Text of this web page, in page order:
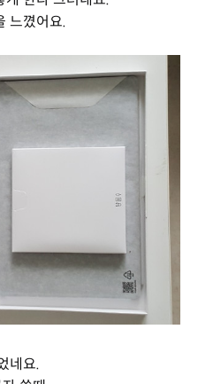
느꼈어요.
네요.